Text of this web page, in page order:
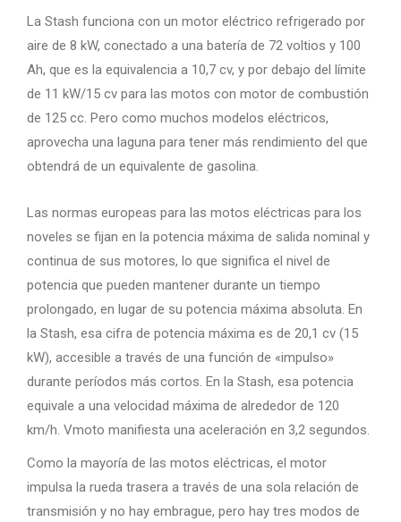
La Stash funciona con un motor eléctrico refrigerado por
aire de 8 kW, conectado a una batería de 72 voltios y 100
Ah, que es la equivalencia a 10,7 cv, y por debajo del límite
de 11 kW/15 cv para las motos con motor de combustión
de 125 cc. Pero como muchos modelos eléctricos,
aprovecha una laguna para tener más rendimiento del que
obtendrá de un equivalente de gasolina.
Las normas europeas para las motos eléctricas para los
noveles se fijan en la potencia máxima de salida nominal y
continua de sus motores, lo que significa el nivel de
potencia que pueden mantener durante un tiempo
prolongado, en lugar de su potencia máxima absoluta. En
la Stash, esa cifra de potencia máxima es de 20,1 cv (15
kW), accesible a través de una función de «impulso»
durante períodos más cortos. En la Stash, esa potencia
equivale a una velocidad máxima de alrededor de 120
km/h. Vmoto manifiesta una aceleración en 3,2 segundos.
Como la mayoría de las motos eléctricas, el motor
impulsa la rueda trasera a través de una sola relación de
transmisión y no hay embrague, pero hay tres modos de